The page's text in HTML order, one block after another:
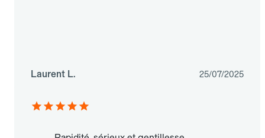
Laurent L. 25/07/2025